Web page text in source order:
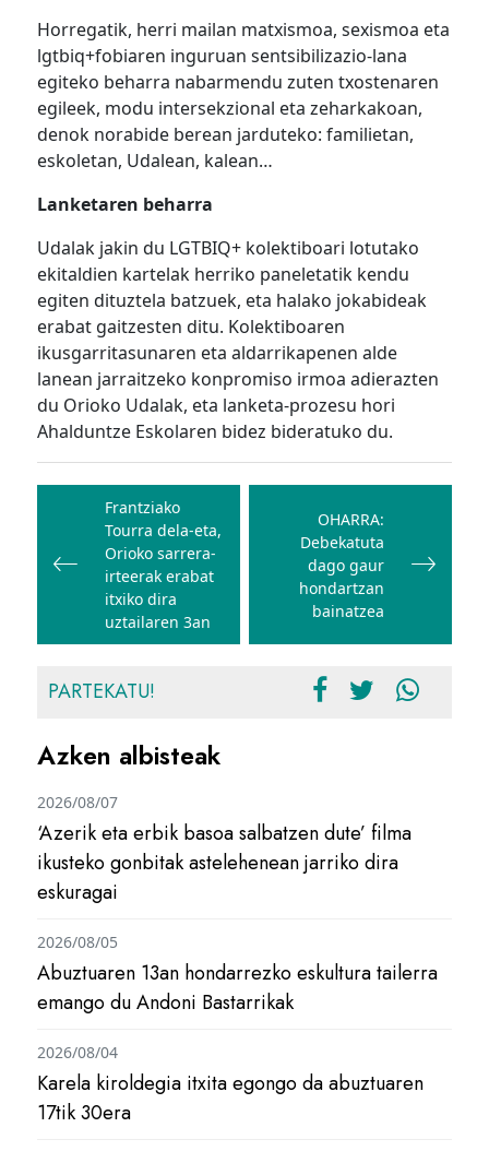
Horregatik, herri mailan matxismoa, sexismoa eta
lgtbiq+fobiaren inguruan sentsibilizazio-lana
egiteko beharra nabarmendu zuten txostenaren
egileek, modu intersekzional eta zeharkakoan,
denok norabide berean jarduteko: familietan,
eskoletan, Udalean, kalean…
Lanketaren beharra
Udalak jakin du LGTBIQ+ kolektiboari lotutako
ekitaldien kartelak herriko paneletatik kendu
egiten dituztela batzuek, eta halako jokabideak
erabat gaitzesten ditu. Kolektiboaren
ikusgarritasunaren eta aldarrikapenen alde
lanean jarraitzeko konpromiso irmoa adierazten
du Orioko Udalak, eta lanketa-prozesu hori
Ahalduntze Eskolaren bidez bideratuko du.
Bidalketetan
zehar
nabigatu
Frantziako
Tourra dela-eta,
Orioko sarrera-
irteerak erabat
itxiko dira
uztailaren 3an
OHARRA:
Debekatuta
dago gaur
hondartzan
bainatzea
PARTEKATU!
Azken albisteak
‘Azerik eta erbik basoa salbatzen dute’ filma
ikusteko gonbitak astelehenean jarriko dira
eskuragai
2026/08/07
Abuztuaren 13an hondarrezko eskultura tailerra
emango du Andoni Bastarrikak
2026/08/05
Karela kiroldegia itxita egongo da abuztuaren
17tik 30era
2026/08/04